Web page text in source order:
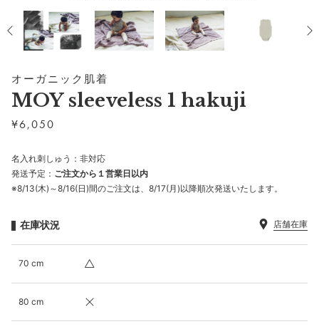
オーガニック肌着
MOY sleeveless 1 hakuji
¥6,050
名入れ刺しゅう：非対応
発送予定： ご注文から１営業日以内
※8/13(木)～8/16(日)間のご注文は、8/17(月)以降順次発送いたします。
在庫状況 店舗在庫
70 cm
80 cm